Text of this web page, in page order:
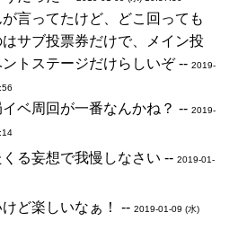
言ってたけど、どこ回っても
はサブ投票券だけで、メイン投
トステージだけらしいぞ -- 2019-
イベ周回が一番なんかね？ -- 2019-
る妄想で我慢しなさい -- 2019-01-
ど楽しいなぁ！ -- 2019-01-09 (水)